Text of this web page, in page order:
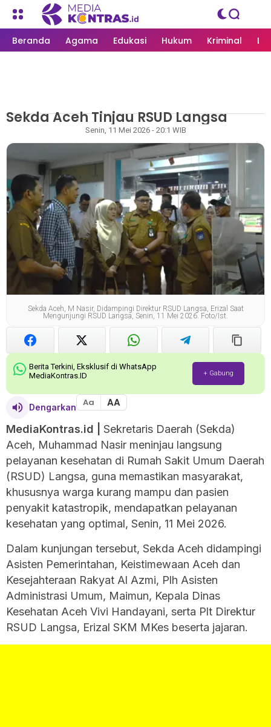
Beranda Agama Edukasi Hukum Kriminal
MEDIAKONTRAS.ID/ LANGSA
Sekda Aceh Tinjau RSUD Langsa
Senin, 11 Mei 2026 - 20:1 WIB
Sekda Aceh, M Nasir, Didampingi Direktur RSUD Langsa, Erizal Saat
Mengunjungi RSUD Langsa, Senin, 11 Mei 2026. Foto/ist.
Berita Terkini, Eksklusif di WhatsApp
MediaKontras.ID
+ Gabung
Dengarkan Aa AA
MediaKontras.id |
Sekretaris Daerah (Sekda)
Aceh, Muhammad Nasir meninjau langsung
pelayanan kesehatan di Rumah Sakit Umum Daerah
(RSUD) Langsa, guna memastikan masyarakat,
khususnya warga kurang mampu dan pasien
penyakit katastropik, mendapatkan pelayanan
kesehatan yang optimal, Senin, 11 Mei 2026.
Dalam kunjungan tersebut, Sekda Aceh didampingi
Asisten Pemerintahan, Keistimewaan Aceh dan
Kesejahteraan Rakyat Al Azmi, Plh Asisten
Administrasi Umum, Maimun, Kepala Dinas
Kesehatan Aceh Vivi Handayani, serta Plt Direktur
RSUD Langsa, Erizal SKM MKes beserta jajaran.